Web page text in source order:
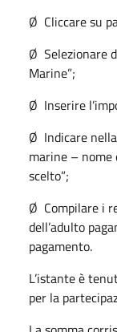
Ø Cliccare su
Ø Selezionare
Marine”;
Ø Inserire
Ø Indicare
marine – nome
scelto”;
Ø Compilare i
dell’adulto
pagamento.
L’istante è
per la